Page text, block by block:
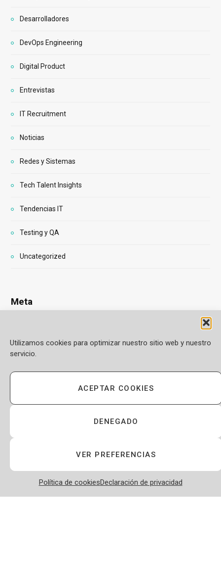
Utilizamos cookies para optimizar nuestro sitio web y nuestro
servicio.
ACEPTAR COOKIES
DENEGADO
VER PREFERENCIAS
Política de cookiesDeclaración de privacidad
Desarrolladores
DevOps Engineering
Digital Product
Entrevistas
IT Recruitment
Noticias
Redes y Sistemas
Tech Talent Insights
Tendencias IT
Testing y QA
Uncategorized
Meta
Feed de entradas
WordPress.org
OFERTAS DE DESARROLLO OFERTAS DE DATA